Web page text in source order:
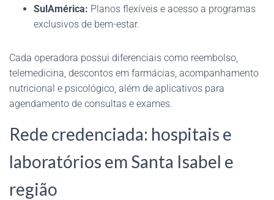
SulAmérica: Planos flexíveis e acesso a programas
exclusivos de bem-estar.
Cada operadora possui diferenciais como reembolso,
telemedicina, descontos em farmácias, acompanhamento
nutricional e psicológico, além de aplicativos para
agendamento de consultas e exames.
Rede credenciada: hospitais e
laboratórios em Santa Isabel e
região